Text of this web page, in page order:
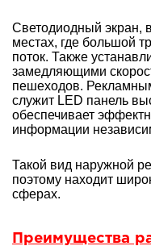
Светодиодный экран,
местах, где большой
поток. Также
замедляющими
пешеходов.
служит LED панель
обеспечивает
информации
Такой вид наружной
поэтому находит
сферах.
Преимущества